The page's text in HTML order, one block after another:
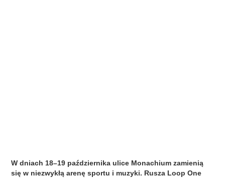
W dniach 18–19 października ulice Monachium zamienią
się w niezwykłą arenę sportu i muzyki. Rusza Loop One